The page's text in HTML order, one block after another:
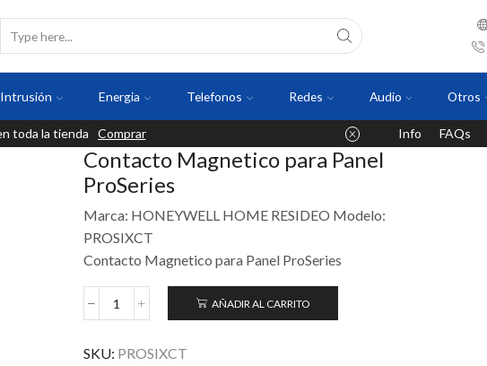
Intrusión Energia Telefonos Redes Audio Otros
toda la tienda Comprar Info FAQs
Contacto Magnetico para Panel
ProSeries
Marca: HONEYWELL HOME RESIDEO Modelo:
PROSIXCT
Contacto Magnetico para Panel ProSeries
AÑADIR AL CARRITO
SKU: PROSIXCT